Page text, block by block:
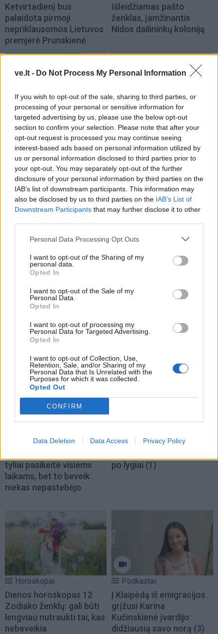
ve.lt - Do Not Process My Personal Information
If you wish to opt-out of the sale, sharing to third parties, or
processing of your personal or sensitive information for
targeted advertising by us, please use the below opt-out
section to confirm your selection. Please note that after your
opt-out request is processed you may continue seeing
interest-based ads based on personal information utilized by
us or personal information disclosed to third parties prior to
your opt-out. You may separately opt-out of the further
disclosure of your personal information by third parties on the
IAB’s list of downstream participants. This information may
also be disclosed by us to third parties on the IAB’s List of
Downstream Participants that may further disclose it to other
Personal Data Processing Opt Outs
I want to opt-out of the Sharing of my
personal data.
Opted In
I want to opt-out of the Sale of my
Personal Data.
Opted In
I want to opt-out of processing my
Personal Data for Targeted Advertising.
Opted In
I want to opt-out of Collection, Use,
Retention, Sale, and/or Sharing of my
Personal Data that Is Unrelated with the
Purposes for which it was collected.
Opted Out
CONFIRM
Data Deletion Data Access Privacy Policy
Ketvirtadienį bus
palaidota pirmoji
nepriklausomos Lietuvos
premjerė Prunskienė
Išleidžiamas pašto
ženklas, įamžinantis
Nidos dailininkų koloniją
Lietuva
Žiniasklaida: „Norfos“
savininkas Dundulis
duoda 99,9 proc., kad
nedalyvaus prezidento
rinkimuose
Lietuva
Vaiko teisių apsaugos
specialistams vėl
nepavyko susitikti su
Žlabių šeima (1)
NAUJI
Gyvenimas
tyliai pasikeitė visiems
laikams, bet to beveik
niekas nepastebėjo
Laisvalaikis
po lygiai (1)
Horoskopai
Dienos horoskopas 12
Zodiako ženklų: gali būti
lengviau nutraukti tai, kas
nebeveikia
Podkastai
Į Klaipėdą iš emigracijos
grįžusi Karina
Kučinskienė įvardijo
didžiausią savo norą (3)